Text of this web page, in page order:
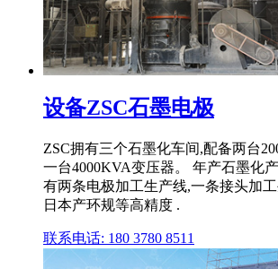
设备ZSC石墨电极
ZSC拥有三个石墨化车间,配备两台
一台4000KVA变压器。 年产石墨化
有两条电极加工生产线,一条接头加
日本产环规等高精度 .
联系电话: 180 3780 8511